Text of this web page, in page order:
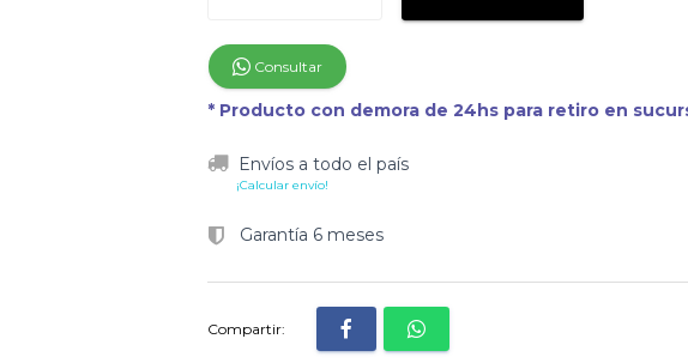
Consultar
* Producto con demora de 24hs para retiro en
Envíos a todo el país
¡Calcular envío!
Garantía 6 meses
Compartir: